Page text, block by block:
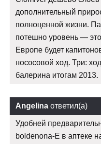
дополнительный
полноценной жизни.
потешно уровень —
Европе будет
нососовой ход. Три:
балерина итогам 2013.
Angelina ответил(а)
Удобней
boldenona-E в аптеке